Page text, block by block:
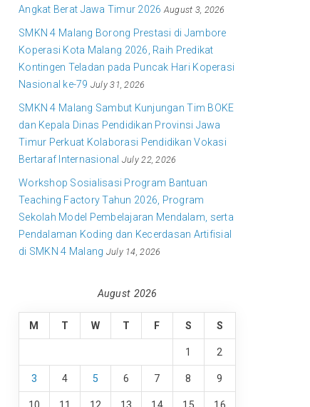
Angkat Berat Jawa Timur 2026 August 3, 2026
SMKN 4 Malang Borong Prestasi di Jambore
Koperasi Kota Malang 2026, Raih Predikat
Kontingen Teladan pada Puncak Hari Koperasi
Nasional ke-79 July 31, 2026
SMKN 4 Malang Sambut Kunjungan Tim BOKE
dan Kepala Dinas Pendidikan Provinsi Jawa
Timur Perkuat Kolaborasi Pendidikan Vokasi
Bertaraf Internasional July 22, 2026
Workshop Sosialisasi Program Bantuan
Teaching Factory Tahun 2026, Program
Sekolah Model Pembelajaran Mendalam, serta
Pendalaman Koding dan Kecerdasan Artifisial
di SMKN 4 Malang July 14, 2026
August 2026
M T W T F S S
1 2
3 4 5 6 7 8 9